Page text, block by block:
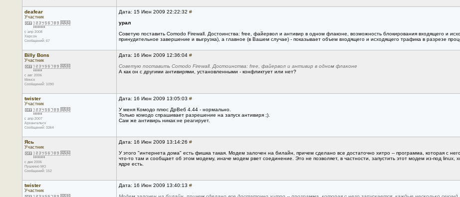
deafear
Участник
с апр 2008
Херсон
Сообщений: 67
Дата: 15 Июн 2009 22:22:32 #
урал
Советую поставить Comodo Firewall. Достоинства: free, файервол и антивир в одном флаконе, возможность блокирования входящего и
принудительное завершение и выгрузка), а главное (в Вашем случае) - показывает объем входящего и исходящего трафика в разрезе
Billy Bons
Участник
с авг 2006
Минск
Сообщений: 1090
Дата: 16 Июн 2009 12:36:04 #
Советую поставить Comodo Firewall. Достоинства: free, файервол и антивир в одном флаконе
А как он с другими антивирями, установленными - конфликтует или нет?
twister
Участник
с апр 2007
Архангельск
Сообщений: 3264
Дата: 16 Июн 2009 13:05:03 #
У меня Комодо плюс ДрВеб 4.44 - нормально.
Только комодо спрашивает разрешение на запуск антивиря ;).
Сам же антивирь никак не реагирует.
Ясь
Участник
с дек 2006
Пушкино МО
Сообщений: 152
Дата: 16 Июн 2009 13:14:26 #
У этого "интернета дома" есть фишка такая. Модем залочен на билайн, причем сделано все достаточно хитро -- программа, которая с
что-то там и сообщает об этом модему, иначе модем рвет соединение. Это не позволяет, в частности, запустить этот модем из-под
ядре есть.
twister
Участник
Дата: 16 Июн 2009 13:40:13 #